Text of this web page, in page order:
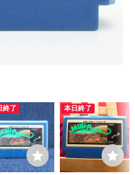
終了 本日終了